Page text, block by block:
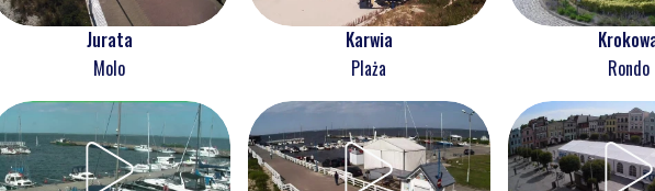
Jurata
Molo
Karwia
Plaża
Rondo